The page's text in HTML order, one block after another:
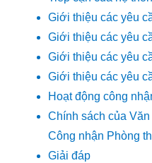
Giới thiệu các yêu
Giới thiệu các yêu
Giới thiệu các yêu
Giới thiệu các yêu
Hoạt động công
Chính sách của
Công nhận Phòng
Giải đáp